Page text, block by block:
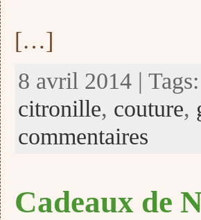
[…]
8 avril 2014 | Tags:
citronille, couture,
commentaires
Cadeaux de